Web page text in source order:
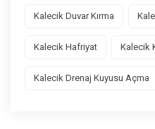
Kalecik Duvar Kırma
Kalecik Hafriyat Kalecik
Kalecik Drenaj Kuyusu Açma